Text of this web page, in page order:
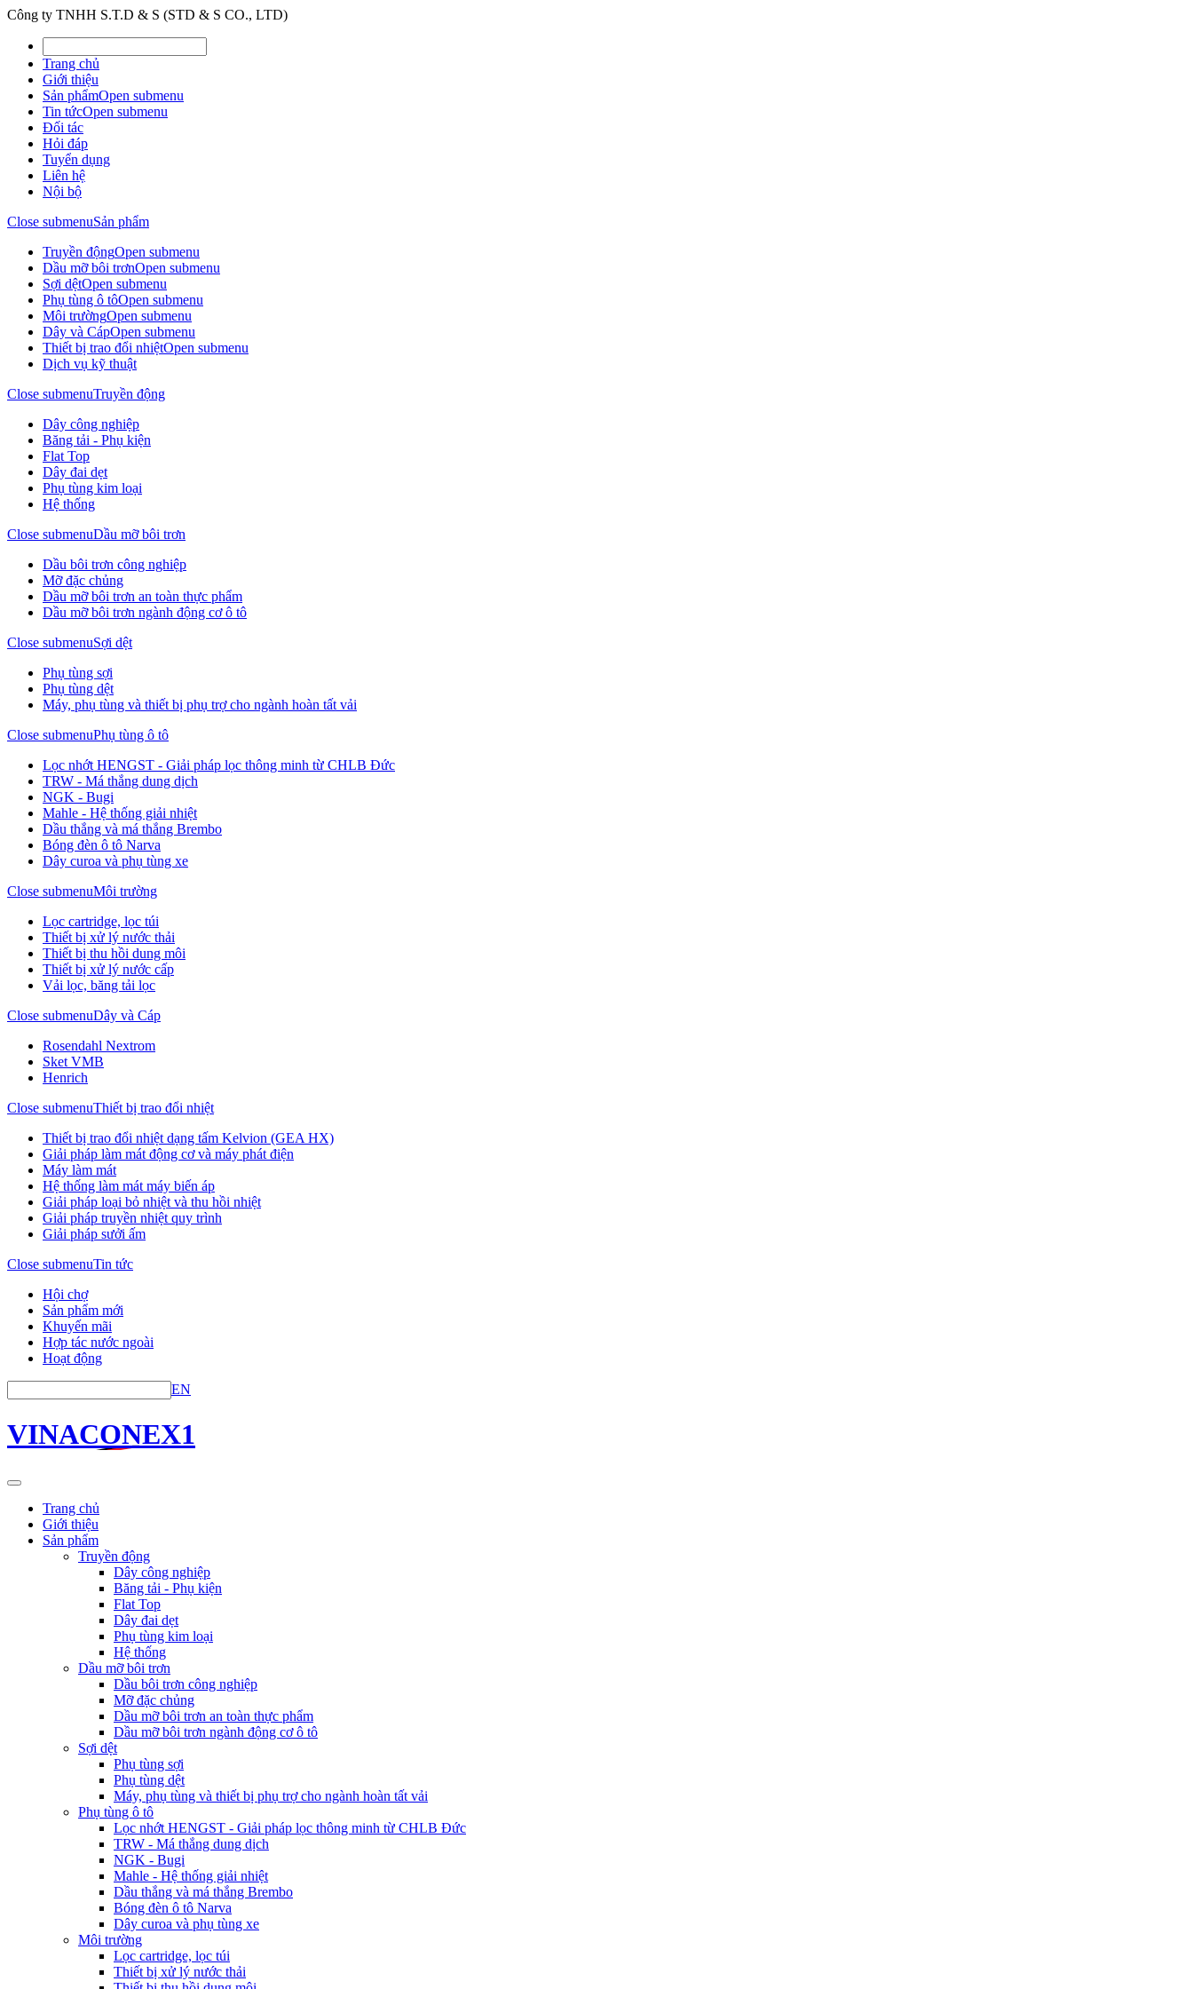
Công ty TNHH S.T.D & S (STD & S CO., LTD)
Trang chủ
Giới thiệu
Sản phẩmOpen submenu
Tin tứcOpen submenu
Đối tác
Hỏi đáp
Tuyển dụng
Liên hệ
Nội bộ
Close submenuSản phẩm
Truyền độngOpen submenu
Dầu mỡ bôi trơnOpen submenu
Sợi dệtOpen submenu
Phụ tùng ô tôOpen submenu
Môi trườngOpen submenu
Dây và CápOpen submenu
Thiết bị trao đổi nhiệtOpen submenu
Dịch vụ kỹ thuật
Close submenuTruyền động
Dây công nghiệp
Băng tải - Phụ kiện
Flat Top
Dây đai dẹt
Phụ tùng kim loại
Hệ thống
Close submenuDầu mỡ bôi trơn
Dầu bôi trơn công nghiệp
Mỡ đặc chủng
Dầu mỡ bôi trơn an toàn thực phẩm
Dầu mỡ bôi trơn ngành động cơ ô tô
Close submenuSợi dệt
Phụ tùng sợi
Phụ tùng dệt
Máy, phụ tùng và thiết bị phụ trợ cho ngành hoàn tất vải
Close submenuPhụ tùng ô tô
Lọc nhớt HENGST - Giải pháp lọc thông minh từ CHLB Đức
TRW - Má thắng dung dịch
NGK - Bugi
Mahle - Hệ thống giải nhiệt
Dầu thắng và má thắng Brembo
Bóng đèn ô tô Narva
Dây curoa và phụ tùng xe
Close submenuMôi trường
Lọc cartridge, lọc túi
Thiết bị xử lý nước thải
Thiết bị thu hồi dung môi
Thiết bị xử lý nước cấp
Vải lọc, băng tải lọc
Close submenuDây và Cáp
Rosendahl Nextrom
Sket VMB
Henrich
Close submenuThiết bị trao đổi nhiệt
Thiết bị trao đổi nhiệt dạng tấm Kelvion (GEA HX)
Giải pháp làm mát động cơ và máy phát điện
Máy làm mát
Hệ thống làm mát máy biến áp
Giải pháp loại bỏ nhiệt và thu hồi nhiệt
Giải pháp truyền nhiệt quy trình
Giải pháp sưởi ấm
Close submenuTin tức
Hội chợ
Sản phẩm mới
Khuyến mãi
Hợp tác nước ngoài
Hoạt động
EN
VINACONEX1
Trang chủ
Giới thiệu
Sản phẩm
Truyền động
Dây công nghiệp
Băng tải - Phụ kiện
Flat Top
Dây đai dẹt
Phụ tùng kim loại
Hệ thống
Dầu mỡ bôi trơn
Dầu bôi trơn công nghiệp
Mỡ đặc chủng
Dầu mỡ bôi trơn an toàn thực phẩm
Dầu mỡ bôi trơn ngành động cơ ô tô
Sợi dệt
Phụ tùng sợi
Phụ tùng dệt
Máy, phụ tùng và thiết bị phụ trợ cho ngành hoàn tất vải
Phụ tùng ô tô
Lọc nhớt HENGST - Giải pháp lọc thông minh từ CHLB Đức
TRW - Má thắng dung dịch
NGK - Bugi
Mahle - Hệ thống giải nhiệt
Dầu thắng và má thắng Brembo
Bóng đèn ô tô Narva
Dây curoa và phụ tùng xe
Môi trường
Lọc cartridge, lọc túi
Thiết bị xử lý nước thải